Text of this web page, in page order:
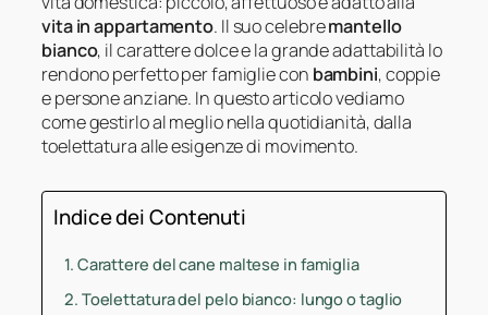
vita in appartamento. Il suo celebremantello
bianco, il carattere dolce e la grande adattabilità lo
rendono perfetto per famiglie con bambini, coppie
e persone anziane. In questo articolo vediamo
come gestirlo al meglio nella quotidianità, dalla
toelettatura alle esigenze di movimento.
Indice dei Contenuti
Carattere del cane maltese in famiglia
Toelettatura del pelo bianco: lungo o taglio